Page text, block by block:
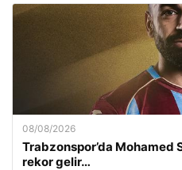
08/08/2026
Trabzonspor’da Mohamed
rekor gelir…